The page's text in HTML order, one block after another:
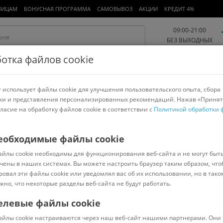
БОНУСНАЯ ПРОГРАММА САМОВЫВОЗ АКЦИИ КРЕДИТ 4%
09:00-21:00
БЕЗ ВЫХОДНЫХ
Работа и офис Авто и мото Детям и мамам Красота и
спорт
Paremo
Пух PCR320-120
файлов cookie
файлы cookie для улучшения пользовательского опыта, сбора
и представления персонализированных рекомендаций. Нажав
на обработку файлов cookie в соответствии с Политикой обработки
файлы cookie
cookie необходимы для функционирования веб-сайта и не могут
в наших системах. Вы можете настроить браузер таким образом,
эти файлы cookie или уведомлял вас об их использовании, но в
что некоторые разделы веб-сайта не будут работать.
файлы cookie
cookie настраиваются через наш веб-сайт нашими партнерами. Они